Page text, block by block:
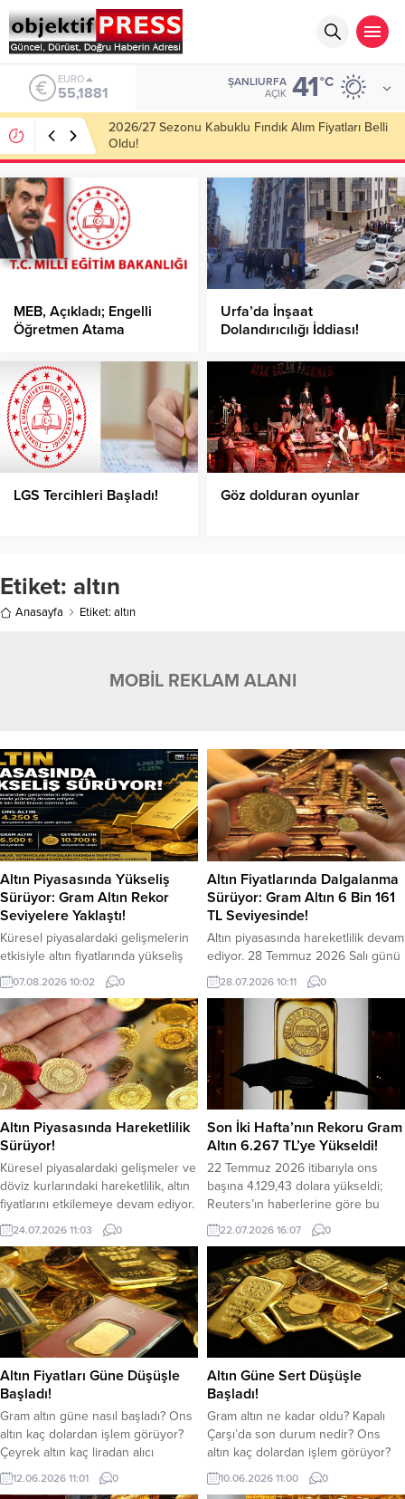
ALTIN
6.660,55
ŞANLIURFA
AÇIK 41°C
Haliliye Belediyesi Her Gün 4 Bin 898 Kişiye Sıcak
Yemek Ulaştırıyor!
MEB, Açıkladı; Engelli
Öğretmen Atama
Urfa’da İnşaat
Dolandırıcılığı İddiası!
LGS Tercihleri Başladı! Göz dolduran oyunlar
Etiket: altın
Anasayfa Etiket: altın
MOBİL REKLAM ALANI
Altın Piyasasında Yükseliş
Sürüyor: Gram Altın Rekor
Seviyelere Yaklaştı!
Küresel piyasalardaki gelişmelerin
etkisiyle altın fiyatlarında yükseliş
trendi devam ediyor. 7 Ağustos
2026 Cuma günü itibarıyla
yatırımcıların güvenli liman olarak
gördüğü altına olan talep artarken,
gram altın 6 bin 500 liranın üzerine
çıkarak dikkat çekti. Ons altının da
4 bin 250 dolar seviyesinin
üzerinde işlem görmesi, iç
piyasadaki yükselişi destekledi....
07.08.2026 10:02 0
Altın Fiyatlarında Dalgalanma
Sürüyor: Gram Altın 6 Bin 161
TL Seviyesinde!
Altın piyasasında hareketlilik devam
ediyor. 28 Temmuz 2026 Salı günü
itibarıyla Kuyumcular Çarşısı’nda
gram altın 6 bin 161 TL
seviyesinden işlem görürken, gün
içerisinde fiyatlarda dalgalı bir seyir
izlendi. Yatırımcıların yakından takip
ettiği piyasada Cumhuriyet altını 40
bin 117 TL, ziynet altını ise 40 bin
229 TL satış fiyatıyla alıcı...
28.07.2026 10:11 0
Altın Piyasasında Hareketlilik
Sürüyor!
Küresel piyasalardaki gelişmeler ve
döviz kurlarındaki hareketlilik, altın
fiyatlarını etkilemeye devam ediyor.
Güvenli liman olarak görülen altın,
yatırımcıların yakından takip ettiği
yatırım araçları arasında yer alıyor.
24 Temmuz 2026 Cuma günü
serbest piyasada gram altın
yaklaşık 6 bin 140 liradan, çeyrek
altın ise 10 bin lira seviyelerinden
işlem görüyorken, Altın...
24.07.2026 11:03 0
Son İki Hafta’nın Rekoru Gram
Altın 6.267 TL’ye Yükseldi!
22 Temmuz 2026 itibarıyla ons
başına 4.129,43 dolara yükseldi;
Reuters’ın haberlerine göre bu
seviye, 7 Temmuz’dan bu yana
görülen en yüksek değer. TL
bazında gram altın ise
güne %1,3 artışla 6.267 TL’den
işlem görüyor. 20 Temmuz’da
6.075,71 TL olan gram altın bu
süreçte 200 TL’nin üzerinde değer
kazandı. Türkiye Cumhuriyet
Merkez Bankası’nın döviz rezerv
yönetimi ve...
22.07.2026 16:07 0
Altın Fiyatları Güne Düşüşle
Başladı!
Gram altın güne nasıl başladı? Ons
altın kaç dolardan işlem görüyor?
Çeyrek altın kaç liradan alıcı
buluyor? Altın fiyatları haftanın son
işlem gününde düşmeye devam
12.06.2026 11:01 0
Altın Güne Sert Düşüşle
Başladı!
Gram altın ne kadar oldu? Kapalı
Çarşı’da son durum nedir? Ons
altın kaç dolardan işlem görüyor?
Altın, haftanın üçüncü işlem
gününde düşüşle başladı. Küresel
10.06.2026 11:00 0